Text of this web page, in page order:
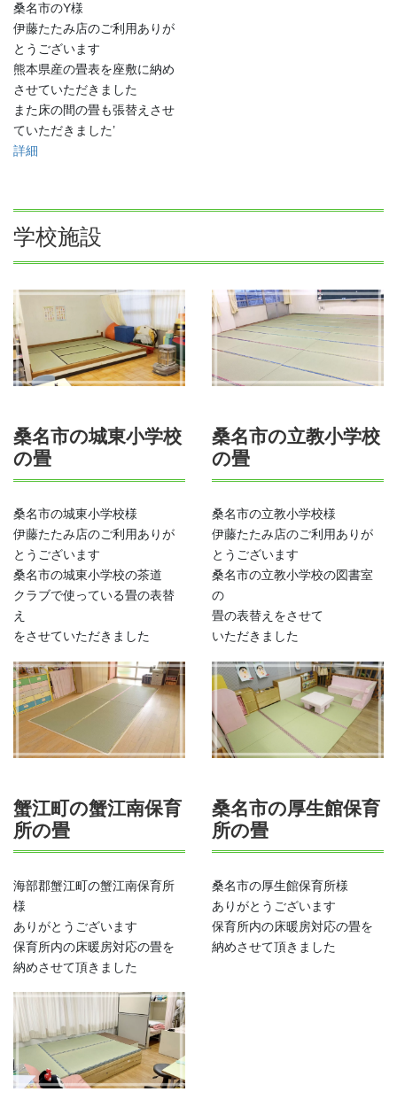
桑名市のY様
伊藤たたみ店のご利用ありが
とうございます
熊本県産の畳表を座敷に納め
させていただきました
また床の間の畳も張替えさせ
ていただきました’
詳細
学校施設
桑名市の城東小学校
の畳
桑名市の城東小学校様
伊藤たたみ店のご利用ありが
とうございます
桑名市の城東小学校の茶道
クラブで使っている畳の表替
え
をさせていただきました
桑名市の立教小学校
の畳
桑名市の立教小学校様
伊藤たたみ店のご利用ありが
とうございます
桑名市の立教小学校の図書室
の
畳の表替えをさせて
いただきました
蟹江町の蟹江南保育
所の畳
海部郡蟹江町の蟹江南保育所
様
ありがとうございます
保育所内の床暖房対応の畳を
納めさせて頂きました
桑名市の厚生館保育
所の畳
桑名市の厚生館保育所様
ありがとうございます
保育所内の床暖房対応の畳を
納めさせて頂きました